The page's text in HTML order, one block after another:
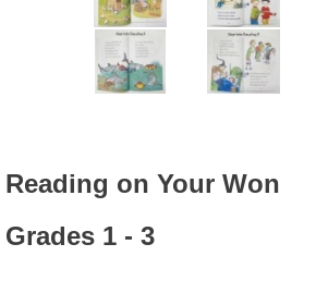
Reading on Your Won
Grades 1 - 3